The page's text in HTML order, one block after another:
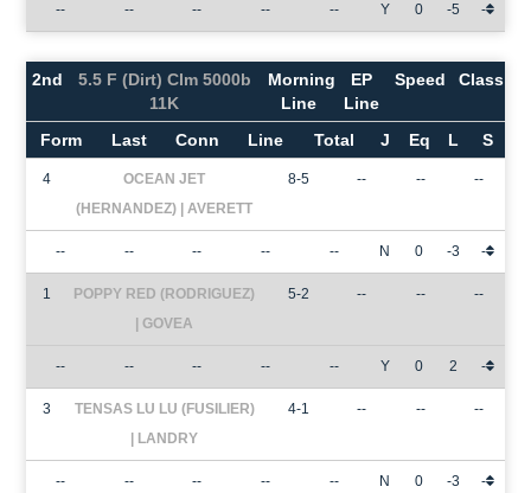
-- -- -- -- -- Y 0 -5 -
2nd
5.5 F (Dirt) Clm 5000b
11K
Morning
Line
EP
Line
Speed Class
Form Last Conn Line Total J Eq L S
4
OCEAN JET
(HERNANDEZ) | AVERETT
8-5 -- -- --
-- -- -- -- -- N 0 -3 -
1
POPPY RED (RODRIGUEZ)
| GOVEA
5-2 -- -- --
-- -- -- -- -- Y 0 2 -
3
TENSAS LU LU (FUSILIER)
| LANDRY
4-1 -- -- --
-- -- -- -- -- N 0 -3 -